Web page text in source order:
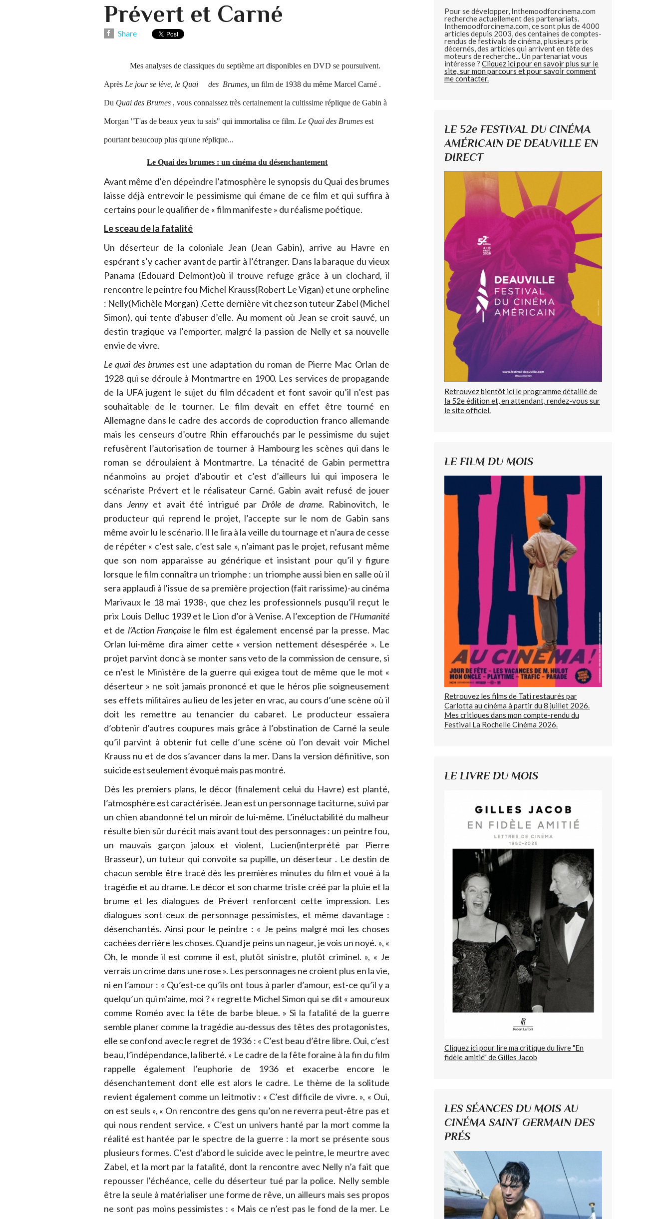
Prévert et Carné
Share
Mes analyses de classiques du septième art disponibles en DVD se poursuivent.
Après Le jour se lève, le Quai des Brumes, un film de 1938 du même Marcel Carné .
Du Quai des Brumes , vous connaissez très certainement la cultissime réplique de Gabin à
Morgan "T'as de beaux yeux tu sais" qui immortalisa ce film. Le Quai des Brumes est
pourtant beaucoup plus qu'une réplique...
Le Quai des brumes : un cinéma du désenchantement
Avant même d’en dépeindre l’atmosphère le synopsis du Quai des brumes
laisse déjà entrevoir le pessimisme qui émane de ce film et qui suffira à
certains pour le qualifier de « film manifeste » du réalisme poétique.
Le sceau de la fatalité
Un déserteur de la coloniale Jean (Jean Gabin), arrive au Havre en
espérant s’y cacher avant de partir à l’étranger. Dans la baraque du vieux
Panama (Edouard Delmont)où il trouve refuge grâce à un clochard, il
rencontre le peintre fou Michel Krauss(Robert Le Vigan) et une orpheline
: Nelly(Michèle Morgan) .Cette dernière vit chez son tuteur Zabel (Michel
Simon), qui tente d’abuser d’elle. Au moment où Jean se croit sauvé, un
destin tragique va l’emporter, malgré la passion de Nelly et sa nouvelle
envie de vivre.
Le quai des brumesest une adaptation du roman de Pierre Mac Orlan de
1928 qui se déroule à Montmartre en 1900. Les services de propagande
de la UFA jugent le sujet du film décadent et font savoir qu’il n’est pas
souhaitable de le tourner. Le film devait en effet être tourné en
Allemagne dans le cadre des accords de coproduction franco allemande
mais les censeurs d’outre Rhin effarouchés par le pessimisme du sujet
refusèrent l’autorisation de tourner à Hambourg les scènes qui dans le
roman se déroulaient à Montmartre. La ténacité de Gabin permettra
néanmoins au projet d’aboutir et c’est d’ailleurs lui qui imposera le
scénariste Prévert et le réalisateur Carné. Gabin avait refusé de jouer
dans Jennyet avait été intrigué par Drôle de drame. Rabinovitch, le
producteur qui reprend le projet, l’accepte sur le nom de Gabin sans
même avoir lu le scénario. Il le lira à la veille du tournage et n’aura de cesse
de répéter « c’est sale, c’est sale », n’aimant pas le projet, refusant même
que son nom apparaisse au générique et insistant pour qu’il y figure
lorsque le film connaîtra un triomphe : un triomphe aussi bien en salle où il
sera applaudi à l’issue de sa première projection (fait rarissime)-au cinéma
Marivaux le 18 mai 1938-, que chez les professionnels pusqu’il reçut le
prix Louis Delluc 1939 et le Lion d’or à Venise. A l’exception de l’Humanité
et de l’Action Française le film est également encensé par la presse. Mac
Orlan lui-même dira aimer cette « version nettement désespérée ». Le
projet parvint donc à se monter sans veto de la commission de censure, si
ce n’est le Ministère de la guerre qui exigea tout de même que le mot «
déserteur » ne soit jamais prononcé et que le héros plie soigneusement
ses effets militaires au lieu de les jeter en vrac, au cours d’une scène où il
doit les remettre au tenancier du cabaret. Le producteur essaiera
d’obtenir d’autres coupures mais grâce à l’obstination de Carné la seule
qu’il parvint à obtenir fut celle d’une scène où l’on devait voir Michel
Krauss nu et de dos s’avancer dans la mer. Dans la version définitive, son
suicide est seulement évoqué mais pas montré.
Dès les premiers plans, le décor (finalement celui du Havre) est planté,
l’atmosphère est caractérisée. Jean est un personnage taciturne, suivi par
un chien abandonné tel un miroir de lui-même. L’inéluctabilité du malheur
résulte bien sûr du récit mais avant tout des personnages : un peintre fou,
un mauvais garçon jaloux et violent, Lucien(interprété par Pierre
Brasseur), un tuteur qui convoite sa pupille, un déserteur . Le destin de
chacun semble être tracé dès les premières minutes du film et voué à la
tragédie et au drame. Le décor et son charme triste créé par la pluie et la
brume et les dialogues de Prévert renforcent cette impression. Les
dialogues sont ceux de personnage pessimistes, et même davantage :
désenchantés. Ainsi pour le peintre : « Je peins malgré moi les choses
cachées derrière les choses. Quand je peins un nageur, je vois un noyé. », «
Oh, le monde il est comme il est, plutôt sinistre, plutôt criminel. », « Je
verrais un crime dans une rose ». Les personnages ne croient plus en la vie,
ni en l’amour : « Qu’est-ce qu’ils ont tous à parler d’amour, est-ce qu’il y a
quelqu’un qui m’aime, moi ? » regrette Michel Simon qui se dit « amoureux
comme Roméo avec la tête de barbe bleue. » Si la fatalité de la guerre
semble planer comme la tragédie au-dessus des têtes des protagonistes,
elle se confond avec le regret de 1936 : « C’est beau d’être libre. Oui, c’est
beau, l’indépendance, la liberté. » Le cadre de la fête foraine à la fin du film
rappelle également l’euphorie de 1936 et exacerbe encore le
désenchantement dont elle est alors le cadre. Le thème de la solitude
revient également comme un leitmotiv : « C’est difficile de vivre. », « Oui,
on est seuls », « On rencontre des gens qu’on ne reverra peut-être pas et
qui nous rendent service. » C’est un univers hanté par la mort comme la
réalité est hantée par le spectre de la guerre : la mort se présente sous
plusieurs formes. C’est d’abord le suicide avec le peintre, le meurtre avec
Zabel, et la mort par la fatalité, dont la rencontre avec Nelly n’a fait que
repousser l’échéance, celle du déserteur tué par la police. Nelly semble
être la seule à matérialiser une forme de rêve, un ailleurs mais ses propos
ne sont pas moins pessimistes : « Mais ce n’est pas le fond de la mer. Le
Pour se développer, Inthemoodforcinema.com
recherche actuellement des partenariats.
Inthemoodforcinema.com, ce sont plus de 4000
articles depuis 2003, des centaines de comptes-
rendus de festivals de cinéma, plusieurs prix
décernés, des articles qui arrivent en tête des
moteurs de recherche... Un partenariat vous
intéresse ? Cliquez ici pour en savoir plus sur le
site, sur mon parcours et pour savoir comment
me contacter.
LE 52e FESTIVAL DU CINÉMA
AMÉRICAIN DE DEAUVILLE EN
DIRECT
Retrouvez bientôt ici le programme détaillé de
la 52e édition et, en attendant, rendez-vous sur
le site officiel.
LE FILM DU MOIS
Retrouvez les films de Tati restaurés par
Carlotta au cinéma à partir du 8 juillet 2026.
Mes critiques dans mon compte-rendu du
Festival La Rochelle Cinéma 2026.
LE LIVRE DU MOIS
Cliquez ici pour lire ma critique du livre "En
fidèle amitié" de Gilles Jacob
LES SÉANCES DU MOIS AU
CINÉMA SAINT GERMAIN DES
PRÉS